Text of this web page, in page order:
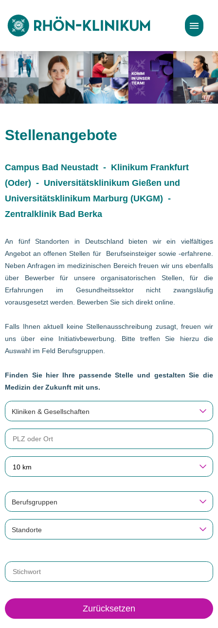
Stellenangebote
Bewerbungstipps
Stellenangebote
Campus Bad Neustadt - Klinikum Frankfurt
(Oder) - Universitätsklinikum Gießen und
Universitätsklinikum Marburg (UKGM) -
Zentralklinik Bad Berka
An fünf Standorten in Deutschland bieten wir ein vielfältiges
Angebot an offenen Stellen für Berufseinsteiger sowie -erfahrene.
Neben Anfragen im medizinischen Bereich freuen wir uns ebenfalls
über Bewerber für unsere organisatorischen Stellen, für die
Erfahrungen im Gesundheitssektor nicht zwangsläufig
vorausgesetzt werden. Bewerben Sie sich direkt online.
Falls Ihnen aktuell keine Stellenausschreibung zusagt, freuen wir
uns über eine Initiativbewerbung. Bitte treffen Sie hierzu die
Auswahl im Feld Berufsgruppen.
Finden Sie hier Ihre passende Stelle und gestalten Sie die
Medizin der Zukunft mit uns.
Kliniken & Gesellschaften
10 km
Berufsgruppen
Standorte
Zurücksetzen